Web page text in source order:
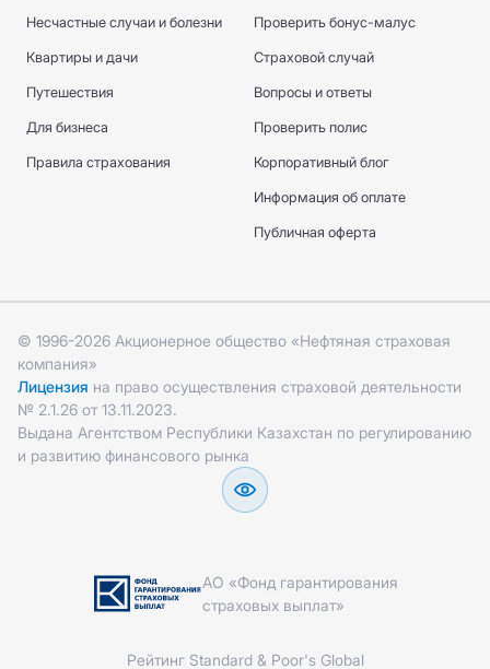
Несчастные случаи и болезни
Квартиры и дачи
Путешествия
Для бизнеса
Правила страхования
Проверить бонус-малус
Страховой случай
Вопросы и ответы
Проверить полис
Корпоративный блог
Информация об оплате
Публичная оферта
© 1996-2026 Акционерное общество «Нефтяная страховая
компания»
Лицензия на право осуществления страховой деятельности
№ 2.1.26 от 13.11.2023.
Выдана Агентством Республики Казахстан по регулированию
и развитию финансового рынка
АО «Фонд гарантирования
страховых выплат»
Рейтинг Standard & Poor's Global